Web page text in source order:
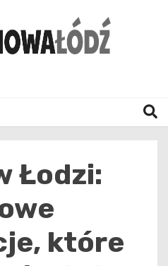
Łodzi:
które